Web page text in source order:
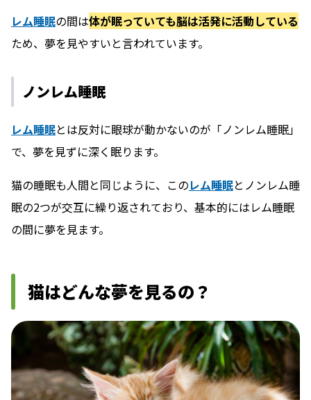
レム睡眠の間は体が眠っていても脳は活発に活動している
ため、夢を見やすいと言われています。
ノンレム睡眠
レム睡眠とは反対に眼球が動かないのが「ノンレム睡眠」
で、夢を見ずに深く眠ります。
猫の睡眠も人間と同じように、このレム睡眠とノンレム睡
眠の2つが交互に繰り返されており、基本的にはレム睡眠
の間に夢を見ます。
猫はどんな夢を見るの？